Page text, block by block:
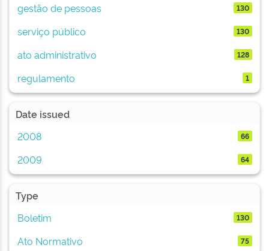
gestão de pessoas 130
serviço público 130
ato administrativo 128
regulamento 1
Date issued
2008
66
2009 64
Type
Boletim
130
Ato Normativo 75